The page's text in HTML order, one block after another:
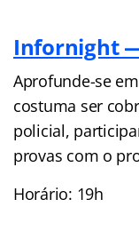
Infornight
Aprofunde-se
costuma ser
policial,
provas com o
Horário: 19h